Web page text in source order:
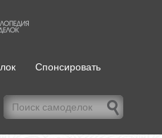
Спонсировать